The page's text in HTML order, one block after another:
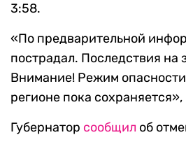
3:58.
«По предварительной
пострадал. Последствия на
Внимание! Режим
регионе пока
Губернатор сообщил об